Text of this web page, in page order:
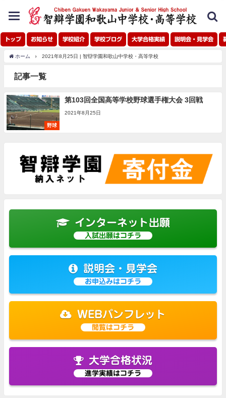
toggle
navigation
トップ お知らせ 学校紹介 学校ブログ 大学合格実績 説明会・見学会
ホーム 2021年8月25日 | 智辯学園和歌山中学校・高等学校
記事一覧
野球
第103回全国高等学校野球選手権大会 3回戦
2021年8月25日
インターネット出願
入試出願はコチラ
説明会・見学会
お申込みはコチラ
WEBパンフレット
閲覧はコチラ
大学合格状況
進学実績はコチラ